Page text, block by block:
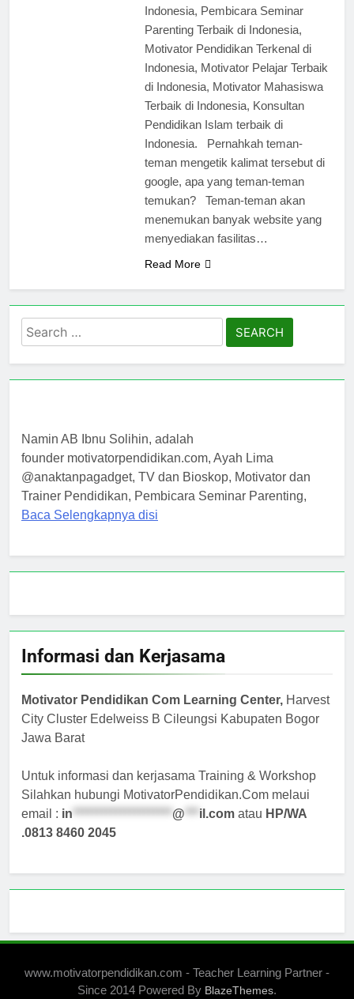
Indonesia, Pembicara Seminar
Parenting Terbaik di Indonesia,
Motivator Pendidikan Terkenal di
Indonesia, Motivator Pelajar Terbaik
di Indonesia, Motivator Mahasiswa
Terbaik di Indonesia, Konsultan
Pendidikan Islam terbaik di
Indonesia. Pernahkah teman-
teman mengetik kalimat tersebut di
google, apa yang teman-teman
temukan? Teman-teman akan
menemukan banyak website yang
menyediakan fasilitas…
Read More
Search
for:
Namin AB Ibnu Solihin, adalah
founder motivatorpendidikan.com, Ayah Lima
@anaktanpagadget, TV dan Bioskop, Motivator dan
Trainer Pendidikan, Pembicara Seminar Parenting,
Baca Selengkapnya disi
Informasi dan Kerjasama
Motivator Pendidikan Com Learning Center, Harvest
City Cluster Edelweiss B Cileungsi Kabupaten Bogor
Jawa Barat
Untuk informasi dan kerjasama Training & Workshop
Silahkan hubungi MotivatorPendidikan.Com melaui
email : in ********************* @ *** il.com atau HP/WA
.0813 8460 2045
www.motivatorpendidikan.com - Teacher Learning Partner -
Since 2014 Powered By BlazeThemes.